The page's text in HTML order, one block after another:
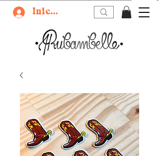
Iniciar sesión